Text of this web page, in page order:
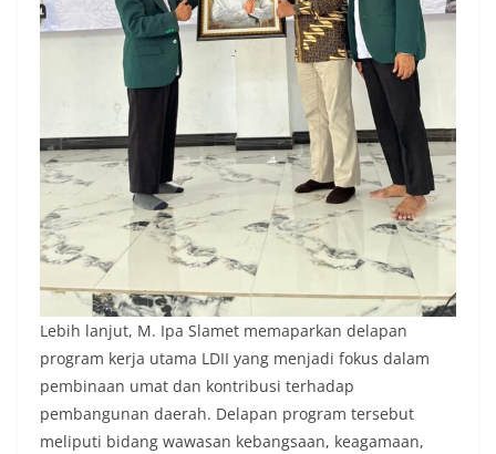
Lebih lanjut, M. Ipa Slamet memaparkan delapan
program kerja utama LDII yang menjadi fokus dalam
pembinaan umat dan kontribusi terhadap
pembangunan daerah. Delapan program tersebut
meliputi bidang wawasan kebangsaan, keagamaan,